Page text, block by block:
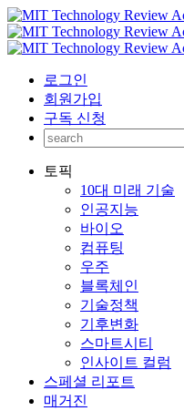
로그인
회원가입
구독 신청
토픽
10대 미래 기술
인공지능
바이오
컴퓨팅
우주
블록체인
기술정책
기후변화
스마트시티
인사이트 컬럼
스페셜 리포트
매거진